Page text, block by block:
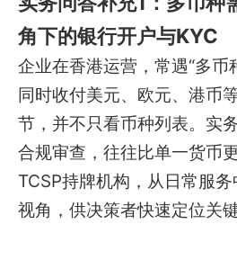
角下的银行开户与KYC
企业在香港运营，常遇“多
同时收付美元、欧元、港币
节，并不只看币种列表。实
合规审查，往往比单一货币
TCSP持牌机构，从日常服
视角，供决策者快速定位关键